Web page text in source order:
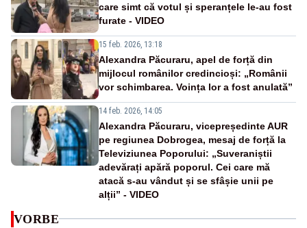
care simt că votul și speranțele le-au fost
furate - VIDEO
15 feb. 2026, 13:18
Alexandra Păcuraru, apel de forță din
mijlocul românilor credincioși: „Românii
vor schimbarea. Voința lor a fost anulată”
14 feb. 2026, 14:05
Alexandra Păcuraru, vicepreședinte AUR
pe regiunea Dobrogea, mesaj de forță la
Televiziunea Poporului: „Suveraniștii
adevărați apără poporul. Cei care mă
atacă s-au vândut și se sfâșie unii pe
alții” - VIDEO
VORBE